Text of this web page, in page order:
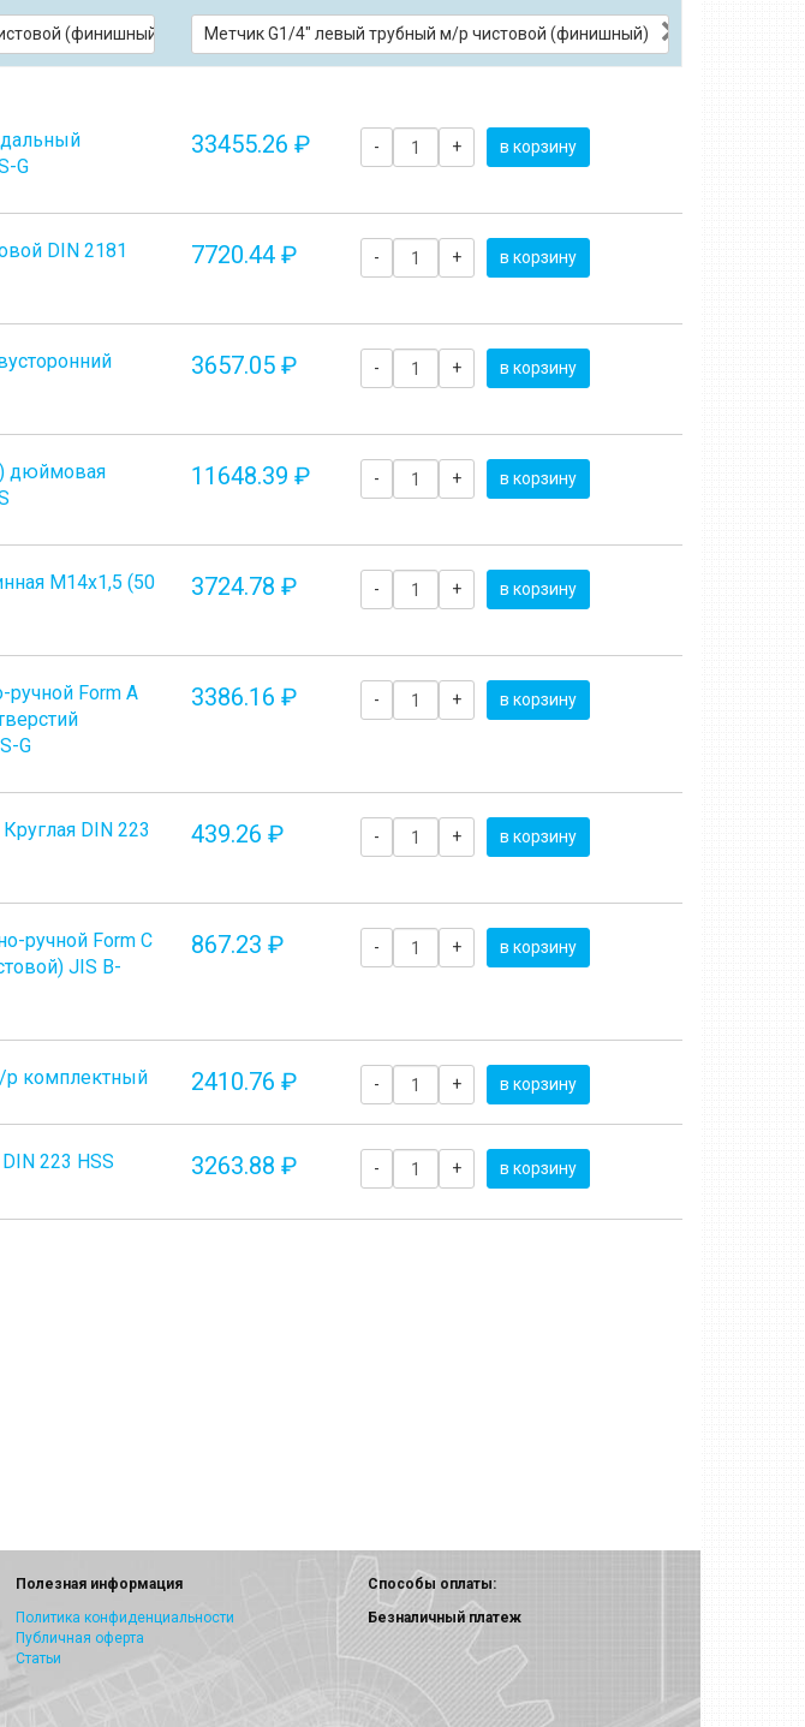
(финишный) Метчик G1/4" левый трубный м/р чистовой (финишный)
G
33455.26 ₽ - + в корзину
DIN 2181
7720.44 ₽ - + в корзину
3657.05 ₽ - + в корзину
дюймовая
11648.39 ₽ - + в корзину
M14x1,5 (50
3724.78 ₽ - + в корзину
Form A
G
3386.16 ₽ - + в корзину
DIN 223
439.26 ₽ - + в корзину
ручной Form C
JIS B-
867.23 ₽ - + в корзину
комплектный 2410.76 ₽ - + в корзину
223 HSS 3263.88 ₽ - + в корзину
Полезная информация
Политика конфиденциальности
Публичная оферта
Статьи
Способы оплаты:
Безналичный платеж